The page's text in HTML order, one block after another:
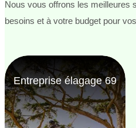
Nous vous offrons les meilleures
besoins et à votre budget pour
Entreprise élagage 69